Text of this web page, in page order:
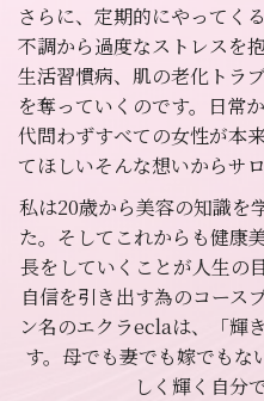
さらに、定期的にやってく
不調から過度なストレスを
生活習慣病、肌の老化トラ
を奪っていくのです。日常
代問わずすべての女性が本
てほしいそんな想いからサ
私は20歳から美容の知識を
た。そしてこれからも健康
長をしていくことが人生の
自信を引き出す為のコース
ン名のエクラeclaは、「輝
す。母でも妻でも嫁でもな
しく輝く自分